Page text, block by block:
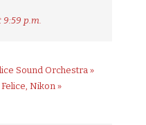
9:59 p.m.
Sound Orchestra »
Nikon »